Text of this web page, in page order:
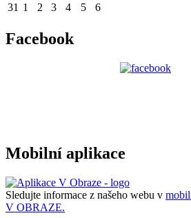
31 1 2 3 4 5 6
Facebook
Mobilní aplikace
Sledujte informace z našeho webu v
V OBRAZE.